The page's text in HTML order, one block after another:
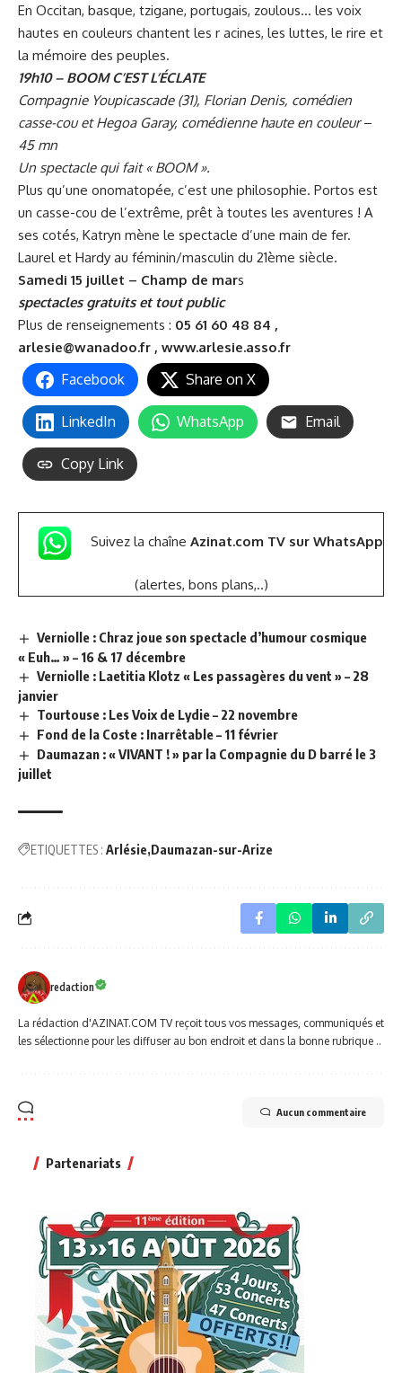
En Occitan, basque, tzigane, portugais, zoulous… les voix
hautes en couleurs chantent les r acines, les luttes, le rire et
la mémoire des peuples.
19h10 – BOOM C’EST L’ÉCLATE
Compagnie Youpicascade (31), Florian Denis, comédien
casse-cou et Hegoa Garay, comédienne haute en couleur–
45 mn
Un spectacle qui fait « BOOM ».
Plus qu’une onomatopée, c’est une philosophie. Portos est
un casse-cou de l’extrême, prêt à toutes les aventures ! A
ses cotés, Katryn mène le spectacle d’une main de fer.
Laurel et Hardy au féminin/masculin du 21ème siècle.
Samedi 15 juillet – Champ de mars
spectacles gratuits et tout public
Plus de renseignements : 05 61 60 48 84 ,
arlesie@wanadoo.fr , www.arlesie.asso.fr
Facebook Share on X
LinkedIn WhatsApp Email
Copy Link
Suivez la chaîne Azinat.com TV sur WhatsApp
(alertes, bons plans,..)
Verniolle : Chraz joue son spectacle d’humour cosmique
« Euh… » – 16 & 17 décembre
Verniolle : Laetitia Klotz « Les passagères du vent » – 28
janvier
Tourtouse : Les Voix de Lydie – 22 novembre
Fond de la Coste : Inarrêtable – 11 février
Daumazan : « VIVANT ! » par la Compagnie du D barré le 3
juillet
ETIQUETTES : Arlésie Daumazan-sur-Arize
redaction
La rédaction d'AZINAT.COM TV reçoit tous vos messages, communiqués et
les sélectionne pour les diffuser au bon endroit et dans la bonne rubrique ..
Aucun commentaire
Partenariats